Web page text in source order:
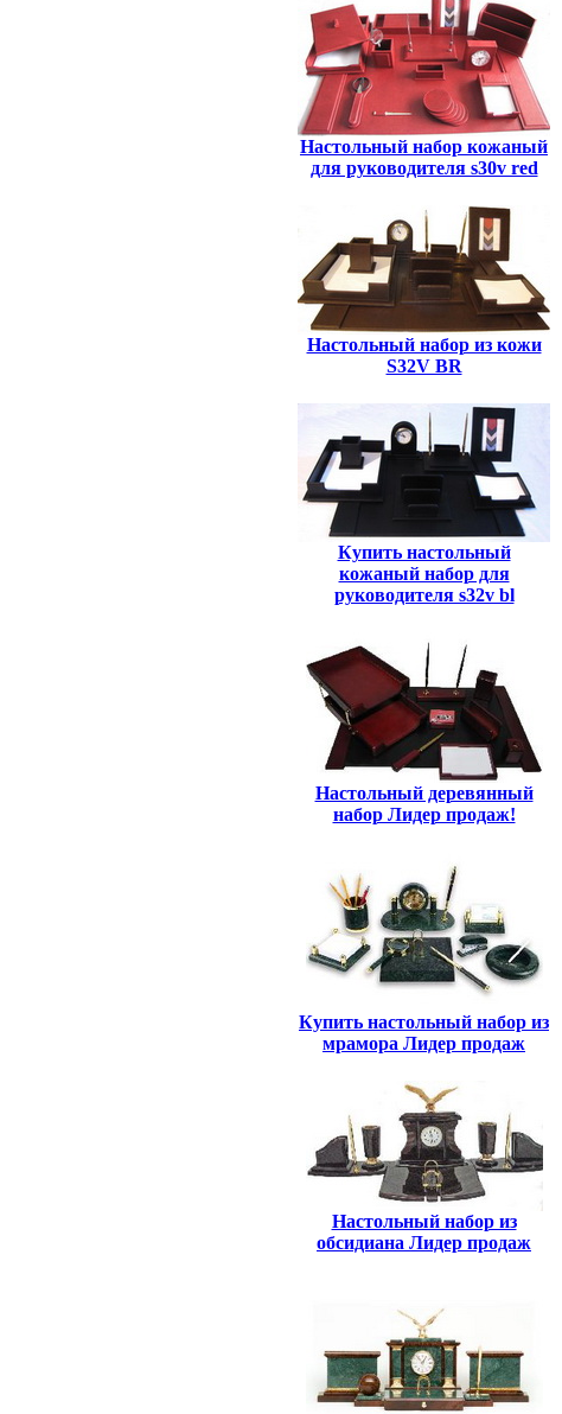
Настольный набор кожаный
для руководителя s30v red
Настольный набор из кожи
S32V BR
Купить настольный
кожаный набор для
руководителя s32v bl
Настольный деревянный
набор Лидер продаж!
Купить настольный набор из
мрамора Лидер продаж
Настольный набор из
обсидиана Лидер продаж